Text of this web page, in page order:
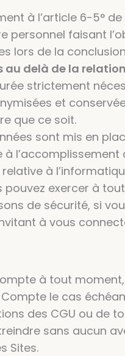
à l’article 6-5° de
personnel faisant
lors de la
au delà de la
strictement
et
que ce soit.
sont mis en
l’accomplissement
à
pouvez exercer à
de sécurité, si
à vous
à tout
le cas
des CGU ou de
sans aucun
Sites.